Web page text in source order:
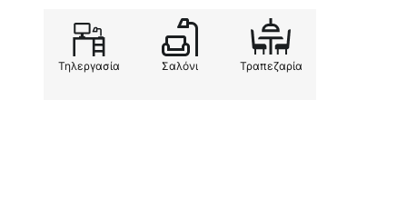
Τηλεργασία Σαλόνι Τραπεζαρία